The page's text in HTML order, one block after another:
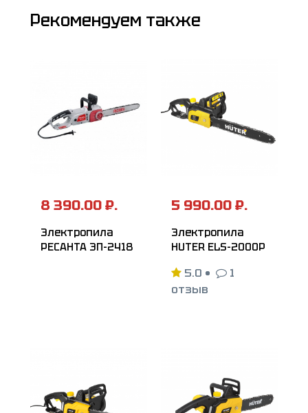
Рекомендуем также
8 390.00 ₽.
Электропила
РЕСАНТА ЭП-2418
5 990.00 ₽.
Электропила
HUTER ELS-2000P
5.0 •
1
отзыв